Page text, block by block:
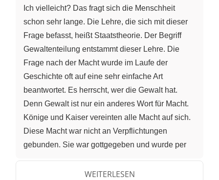
Ich vielleicht? Das fragt sich die Menschheit
schon sehr lange. Die Lehre, die sich mit dieser
Frage befasst, heißt Staatstheorie. Der Begriff
Gewaltenteilung entstammt dieser Lehre. Die
Frage nach der Macht wurde im Laufe der
Geschichte oft auf eine sehr einfache Art
beantwortet. Es herrscht, wer die Gewalt hat.
Denn Gewalt ist nur ein anderes Wort für Macht.
Könige und Kaiser vereinten alle Macht auf sich.
Diese Macht war nicht an Verpflichtungen
gebunden. Sie war gottgegeben und wurde per
nahezu grenzenlos und willkürlich. Sie konnten
WEITERLESEN